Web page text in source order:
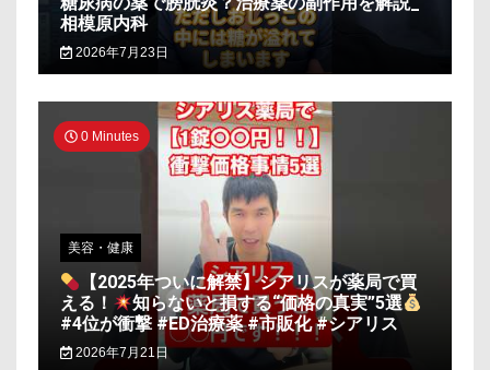
相模原内科
2026年7月23日
0 Minutes
美容・健康
【2025年ついに解禁】シアリスが薬局で買
える！
知らないと損する“価格の真実”5選
#4位が衝撃 #ED治療薬 #市販化 #シアリス
2026年7月21日